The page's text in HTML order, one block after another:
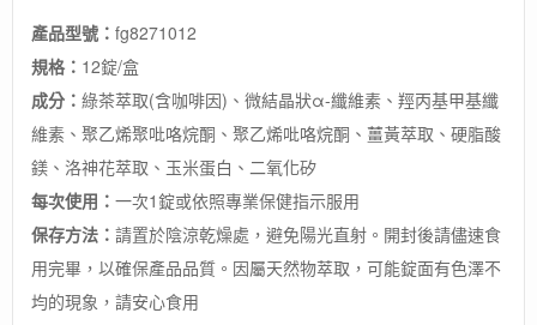
產品型號： fg8271012
規格： 12錠/盒
成分： 綠茶萃取(含咖啡因)、微結晶狀α-纖維素、羥丙基甲基纖
維素、聚乙烯聚吡咯烷酮、聚乙烯吡咯烷酮、薑黃萃取、硬脂酸
鎂、洛神花萃取、玉米蛋白、二氧化矽
每次使用： 一次1錠或依照專業保健指示服用
保存方法： 請置於陰涼乾燥處，避免陽光直射。開封後請儘速食
用完畢，以確保產品品質。因屬天然物萃取，可能錠面有色澤不
均的現象，請安心食用